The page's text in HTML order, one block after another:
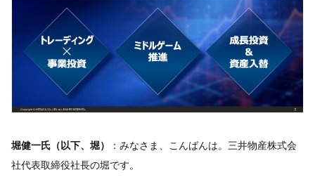
堀健一氏（以下、堀）
：みなさま、こんばんは。三井物産株式会
社代表取締役社長の堀です。